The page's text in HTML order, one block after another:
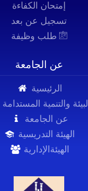
إمتحان الكفاءة
تسجيل عن بعد
عن الجامعة
الرئيسية
البيئة والتنمية المستدامة
عن الجامعة
الهيئة التدريسية
الهيئةالإدارية